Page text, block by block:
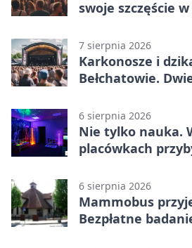
swoje szczęście
7 sierpnia 2026
Karkonosze i
Bełchatowie.
6 sierpnia 2026
Nie tylko nauka.
placówkach
6 sierpnia 2026
Mammobus
Bezpłatne